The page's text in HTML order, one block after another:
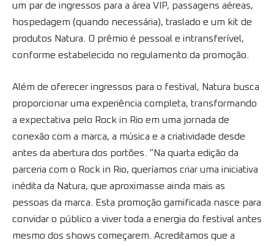
um par de ingressos para a área VIP, passagens aéreas,
hospedagem (quando necessária), traslado e um kit de
produtos Natura. O prêmio é pessoal e intransferível,
conforme estabelecido no regulamento da promoção.
Além de oferecer ingressos para o festival, Natura busca
proporcionar uma experiência completa, transformando
a expectativa pelo Rock in Rio em uma jornada de
conexão com a marca, a música e a criatividade desde
antes da abertura dos portões. “Na quarta edição da
parceria com o Rock in Rio, queríamos criar uma iniciativa
inédita da Natura, que aproximasse ainda mais as
pessoas da marca. Esta promoção gamificada nasce para
convidar o público a viver toda a energia do festival antes
mesmo dos shows começarem. Acreditamos que a